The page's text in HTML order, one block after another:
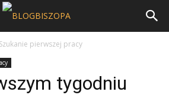
Szukanie pierwszej pracy
tygodniu